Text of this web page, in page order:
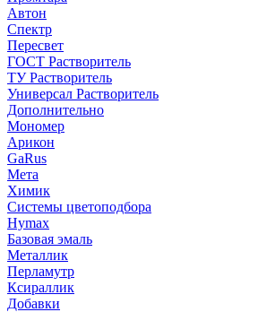
Автон
Спектр
Пересвет
ГОСТ Растворитель
ТУ Растворитель
Универсал Растворитель
Дополнительно
Мономер
Арикон
GaRus
Мета
Химик
Системы цветоподбора
Hymax
Базовая эмаль
Металлик
Перламутр
Ксираллик
Добавки